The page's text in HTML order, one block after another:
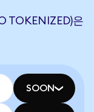
TOKENIZED)은
SOON